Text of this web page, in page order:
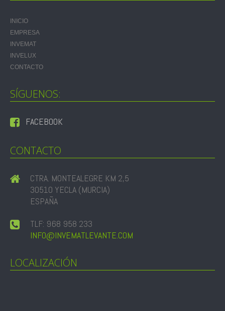
INICIO
EMPRESA
INVEMAT
INVELUX
CONTACTO
SÍGUENOS:
FACEBOOK
CONTACTO
CTRA. MONTEALEGRE KM 2,5
30510 YECLA (MURCIA)
ESPAÑA
TLF: 968 958 233
INFO@INVEMATLEVANTE.COM
LOCALIZACIÓN